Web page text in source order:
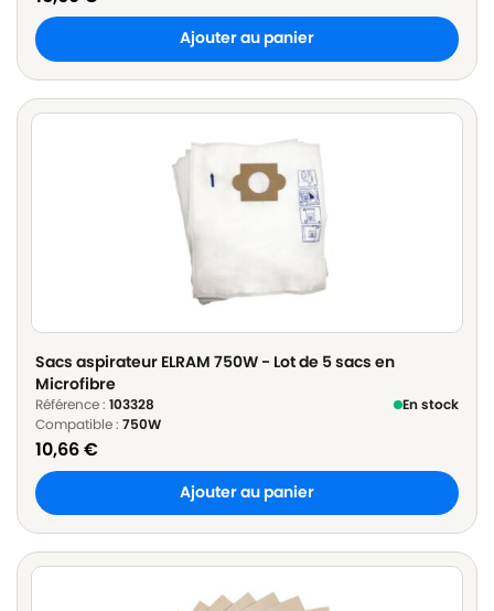
Ajouter au panier
Sacs aspirateur ELRAM 750W - Lot de 5 sacs en
Microfibre
Référence : 103328
En stock
Compatible : 750W
10,66€
Ajouter au panier